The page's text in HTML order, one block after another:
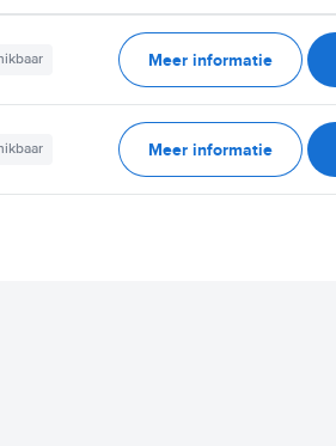
Meer informatie
Meer informatie